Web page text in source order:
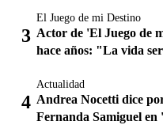
El Juego de mi Destino
Actor de 'El Juego de
hace años: "La vida
Actualidad
Andrea Nocetti dice
Fernanda Samiguel